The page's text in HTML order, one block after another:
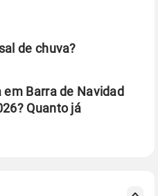
de chuva?
reanálise ERA5.
Barra de Navidad
Quanto já